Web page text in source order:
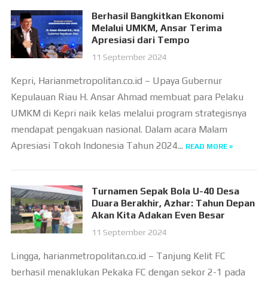
Berhasil Bangkitkan Ekonomi
Melalui UMKM, Ansar Terima
Apresiasi dari Tempo
11 September 2024
Kepri, Harianmetropolitan.co.id – Upaya Gubernur
Kepulauan Riau H. Ansar Ahmad membuat para Pelaku
UMKM di Kepri naik kelas melalui program strategisnya
mendapat pengakuan nasional. Dalam acara Malam
Apresiasi Tokoh Indonesia Tahun 2024... READ MORE »
Turnamen Sepak Bola U-40 Desa
Duara Berakhir, Azhar: Tahun Depan
Akan Kita Adakan Even Besar
11 September 2024
Lingga, harianmetropolitan.co.id – Tanjung Kelit FC
berhasil menaklukan Pekaka FC dengan sekor 2-1 pada